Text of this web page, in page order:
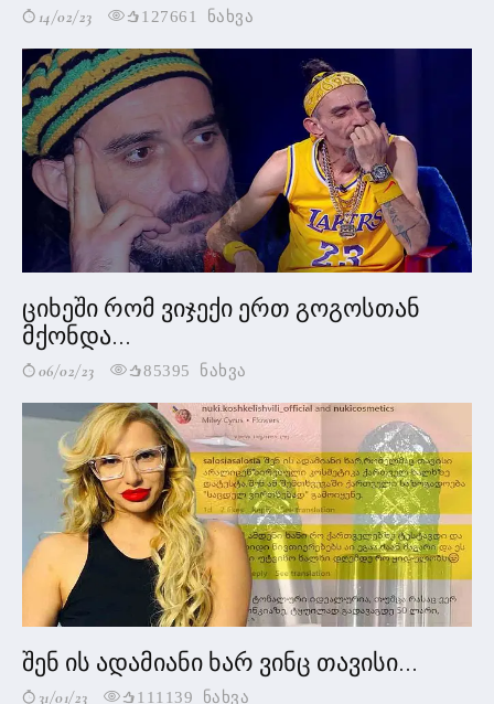
14/02/23 127661 ნახვა
ციხეში რომ ვიჯექი ერთ გოგოსთან
მქონდა...
06/02/23 85395 ნახვა
შენ ის ადამიანი ხარ ვინც თავისი...
31/01/23 111139 ნახვა